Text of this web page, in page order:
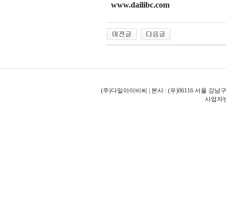
www.dailibc.com
(주)다일아이비씨 | 본사 : (우)06116 서울 강남
사업자